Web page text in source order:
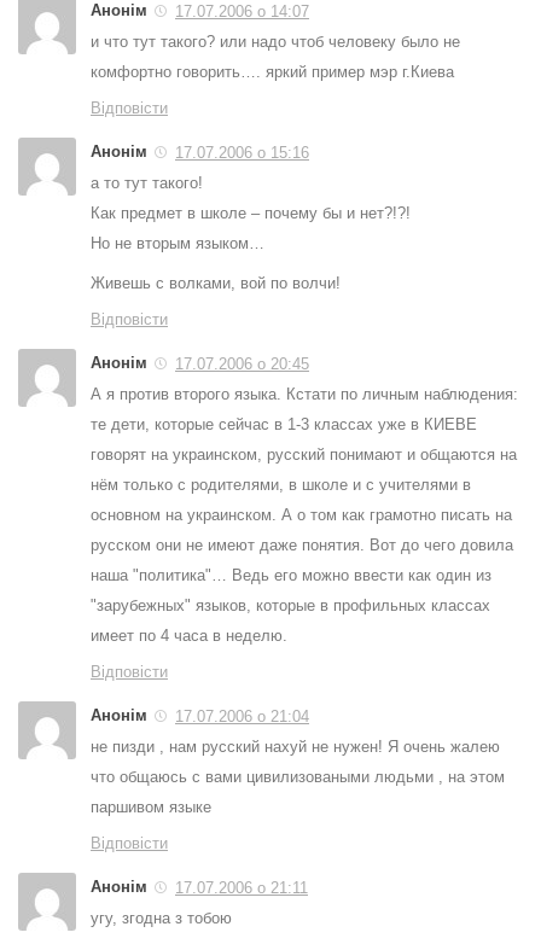
Анонім
17.07.2006 о 14:07
и что тут такого? или надо чтоб человеку было не
комфортно говорить…. яркий пример мэр г.Киева
Відповісти
Анонім
17.07.2006 о 15:16
а то тут такого!
Как предмет в школе – почему бы и нет?!?!
Но не вторым языком…
Живешь с волками, вой по волчи!
Відповісти
Анонім
17.07.2006 о 20:45
А я против второго языка. Кстати по личным наблюдения:
те дети, которые сейчас в 1-3 классах уже в КИЕВЕ
говорят на украинском, русский понимают и общаются на
нём только с родителями, в школе и с учителями в
основном на украинском. А о том как грамотно писать на
русском они не имеют даже понятия. Вот до чего довила
наша "политика"… Ведь его можно ввести как один из
"зарубежных" языков, которые в профильных классах
имеет по 4 часа в неделю.
Відповісти
Анонім
17.07.2006 о 21:04
не пизди , нам русский нахуй не нужен! Я очень жалею
что общаюсь с вами цивилизоваными людьми , на этом
паршивом языке
Відповісти
Анонім
17.07.2006 о 21:11
угу, згодна з тобою